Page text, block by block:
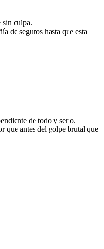
sin culpa.
de seguros hasta que esta
de todo y serio.
que antes del golpe brutal que